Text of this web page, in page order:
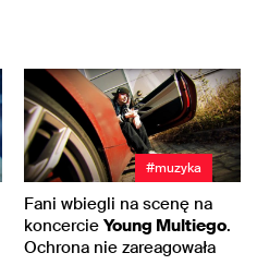
#muzyka
Fani wbiegli na scenę na
koncercie Young Multiego.
Ochrona nie zareagowała